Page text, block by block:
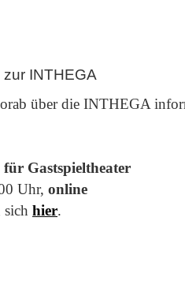
INTHEGA
über die INTHEGA
Gastspieltheater
Uhr, online
sich hier.